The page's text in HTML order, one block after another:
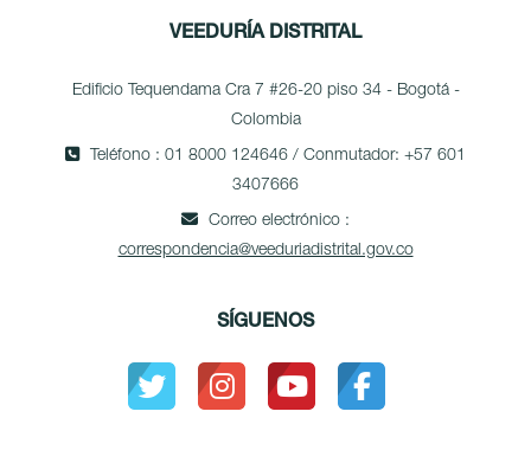
VEEDURÍA DISTRITAL
Edificio Tequendama Cra 7 #26-20 piso 34 - Bogotá -
Colombia
Teléfono : 01 8000 124646 / Conmutador: +57 601
3407666
Correo electrónico :
correspondencia@veeduriadistrital.gov.co
SÍGUENOS